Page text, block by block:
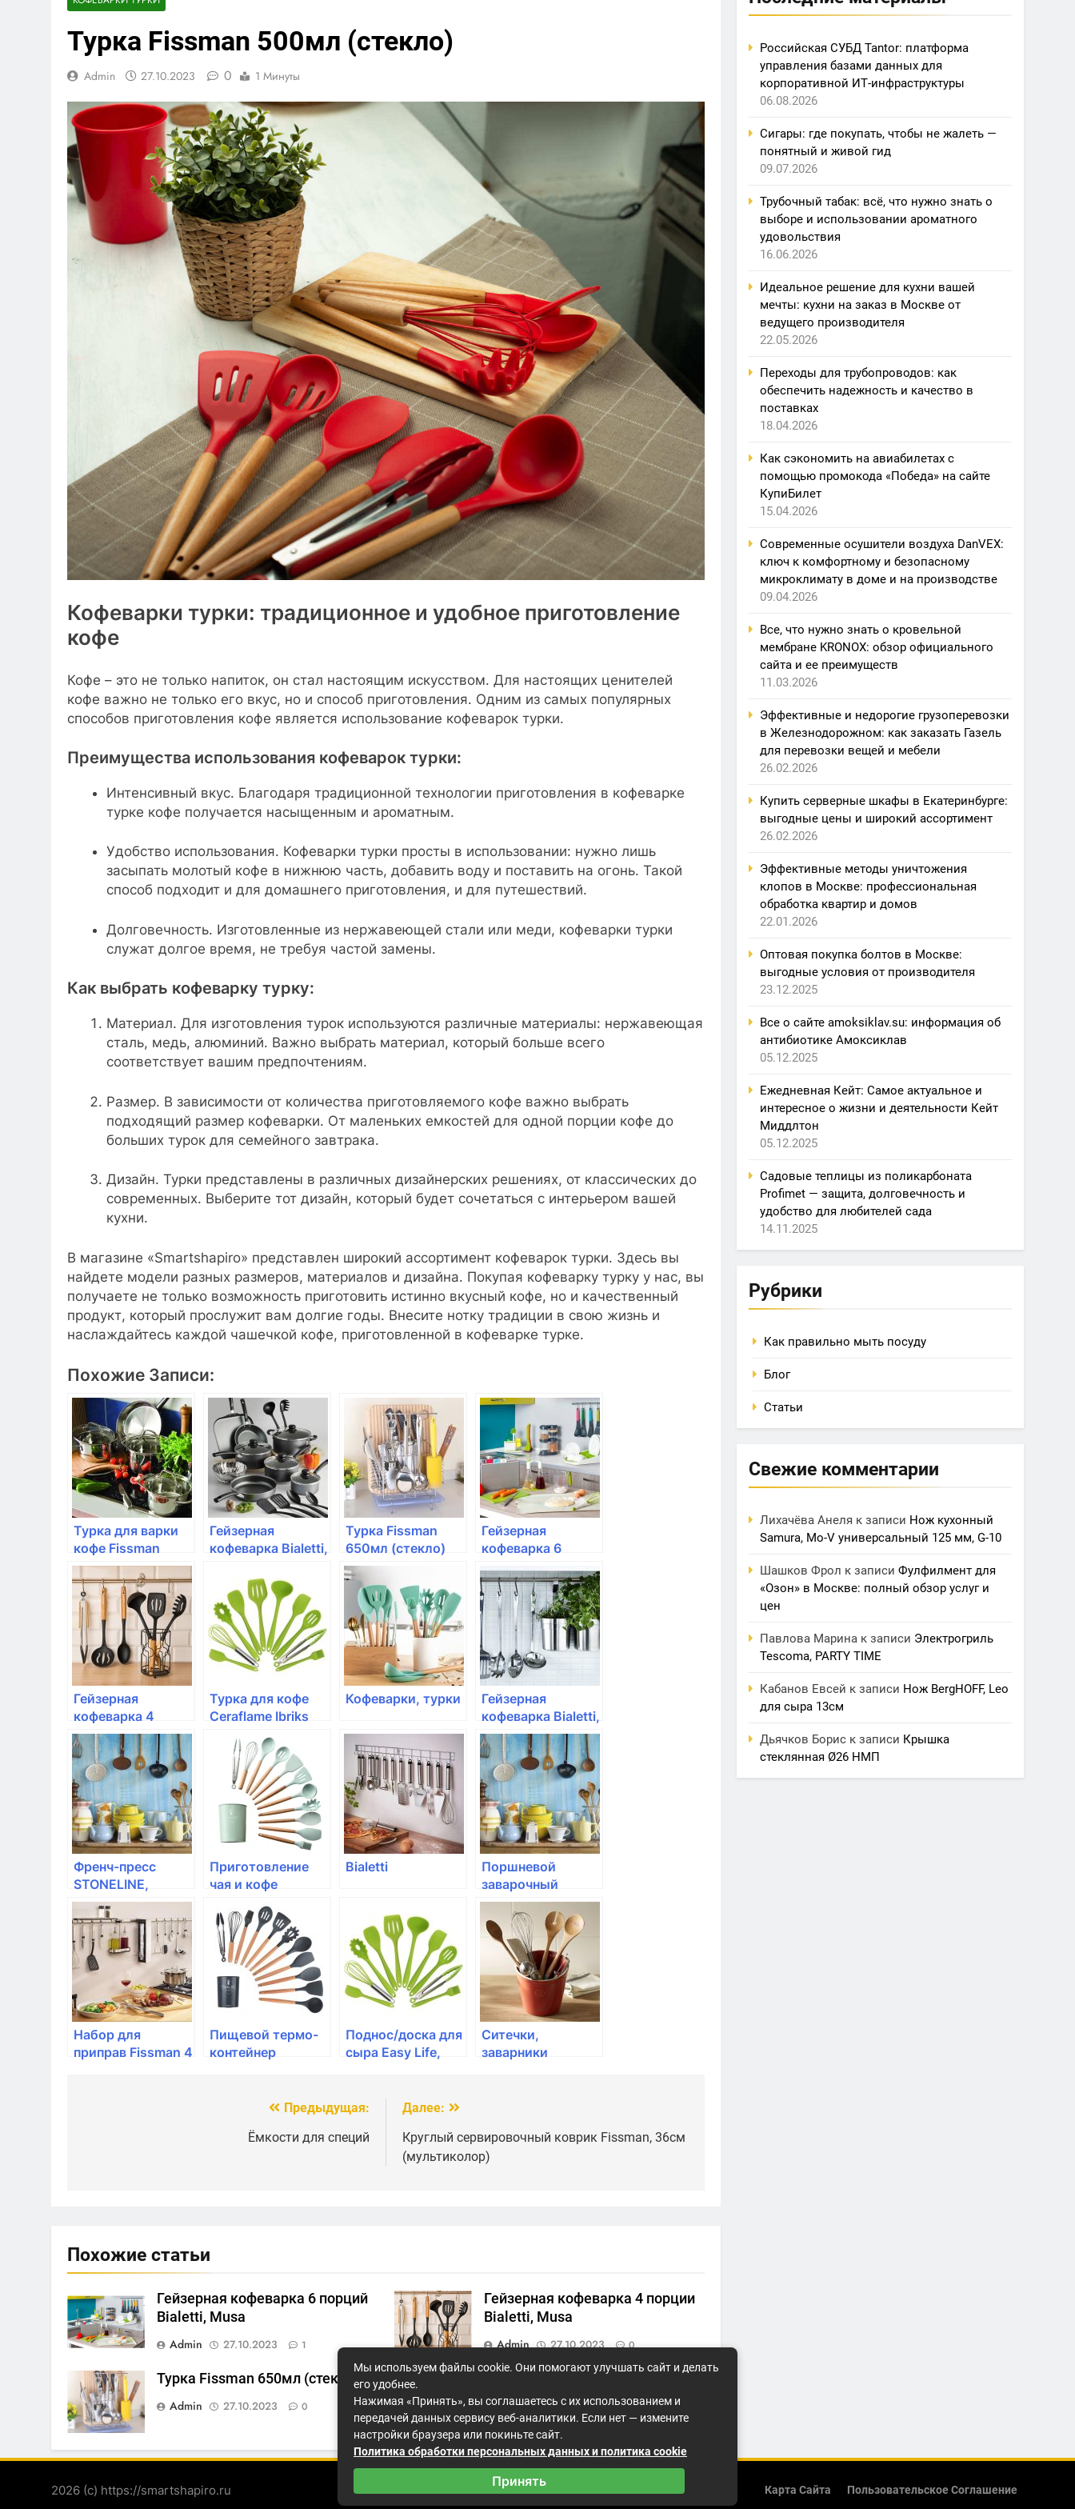
Турка Fissman 500мл (стекло)
Admin 27.10.2023 0 1 Минуты
Кофеварки турки: традиционное и удобное приготовление
кофе
Кофе – это не только напиток, он стал настоящим искусством. Для настоящих ценителей
кофе важно не только его вкус, но и способ приготовления. Одним из самых популярных
способов приготовления кофе является использование кофеварок турки.
Преимущества использования кофеварок турки:
Интенсивный вкус. Благодаря традиционной технологии приготовления в кофеварке
турке кофе получается насыщенным и ароматным.
Удобство использования. Кофеварки турки просты в использовании: нужно лишь
засыпать молотый кофе в нижнюю часть, добавить воду и поставить на огонь. Такой
способ подходит и для домашнего приготовления, и для путешествий.
Долговечность. Изготовленные из нержавеющей стали или меди, кофеварки турки
служат долгое время, не требуя частой замены.
Как выбрать кофеварку турку:
Материал. Для изготовления турок используются различные материалы: нержавеющая
сталь, медь, алюминий. Важно выбрать материал, который больше всего
соответствует вашим предпочтениям.
Размер. В зависимости от количества приготовляемого кофе важно выбрать
подходящий размер кофеварки. От маленьких емкостей для одной порции кофе до
больших турок для семейного завтрака.
Дизайн. Турки представлены в различных дизайнерских решениях, от классических до
современных. Выберите тот дизайн, который будет сочетаться с интерьером вашей
кухни.
В магазине «Smartshapiro» представлен широкий ассортимент кофеварок турки. Здесь вы
найдете модели разных размеров, материалов и дизайна. Покупая кофеварку турку у нас, вы
получаете не только возможность приготовить истинно вкусный кофе, но и качественный
продукт, который прослужит вам долгие годы. Внесите нотку традиции в свою жизнь и
наслаждайтесь каждой чашечкой кофе, приготовленной в кофеварке турке.
Похожие Записи:
Турка для варки
кофе Fissman
550мл (сталь
ручка)
Гейзерная
кофеварка Bialetti,
порции
Турка Fissman
650мл (стекло)
Гейзерная
кофеварка 6
порций Bialetti,
Musa
Гейзерная
кофеварка 4
порции Bialetti,
Musa
Турка для кофе
Ceraflame Ibriks
New, 0.5 л
шоколад
Кофеварки, турки
Гейзерная
кофеварка Bialetti,
Moka Express, 6
порций
Френч-пресс
STONELINE,
750мл, зеленый
Приготовление
чая и кофе
Bialetti
Поршневой
заварочный
чайник Fissman,
MACCHIATO
600мл
Набор для
приправ Fissman 4
Пищевой термо-
контейнер
Поднос/доска для
сыра Easy Life,
стекло
Ситечки,
заварники
Предыдущая:
Ёмкости для специй
Далее:
Круглый сервировочный коврик Fissman, 36см
(мультиколор)
Похожие статьи
Гейзерная кофеварка 6 порций
Bialetti, Musa
Admin
27.10.2023 1
Гейзерная кофеварка 4 порции
Bialetti, Musa
Admin
27.10.2023 0
Турка Fissman 650мл (стекло)
Admin
27.10.2023 0
Гейзерная кофеварка Bialetti,
Moka Express, 6 порций
Admin
27.10.2023
Российская СУБД Tantor: платформа
управления базами данных для
корпоративной ИТ-инфраструктуры
06.08.2026
Сигары: где покупать, чтобы не жалеть —
понятный и живой гид
09.07.2026
Трубочный табак: всё, что нужно знать о
выборе и использовании ароматного
удовольствия
16.06.2026
Идеальное решение для кухни вашей
мечты: кухни на заказ в Москве от
ведущего производителя
22.05.2026
Переходы для трубопроводов: как
обеспечить надежность и качество в
поставках
18.04.2026
Как сэкономить на авиабилетах с
помощью промокода «Победа» на сайте
КупиБилет
15.04.2026
Современные осушители воздуха DanVEX:
ключ к комфортному и безопасному
микроклимату в доме и на производстве
09.04.2026
Все, что нужно знать о кровельной
мембране KRONOX: обзор официального
сайта и ее преимуществ
11.03.2026
Эффективные и недорогие грузоперевозки
в Железнодорожном: как заказать Газель
для перевозки вещей и мебели
26.02.2026
Купить серверные шкафы в Екатеринбурге:
выгодные цены и широкий ассортимент
26.02.2026
Эффективные методы уничтожения
клопов в Москве: профессиональная
обработка квартир и домов
22.01.2026
Оптовая покупка болтов в Москве:
выгодные условия от производителя
23.12.2025
Все о сайте amoksiklav.su: информация об
антибиотике Амоксиклав
05.12.2025
Ежедневная Кейт: Самое актуальное и
интересное о жизни и деятельности Кейт
Миддлтон
05.12.2025
Садовые теплицы из поликарбоната
Profimet — защита, долговечность и
удобство для любителей сада
14.11.2025
Рубрики
Как правильно мыть посуду
Блог
Статьи
Свежие комментарии
Лихачёва Анеля к записи Нож кухонный
Samura, Mo-V универсальный 125 мм, G-10
Шашков Фрол к записиФулфилмент для
«Озон» в Москве: полный обзор услуг и
цен
Павлова Марина к записи Электрогриль
Tescoma, PARTY TIME
Кабанов Евсей к записи Нож BergHOFF, Leo
для сыра 13см
Дьячков Борис к записи Крышка
стеклянная Ø26 НМП
2026 (с) https://smartshapiro.ru Карта Сайта Пользовательское Соглашение
Мы используем файлы cookie. Они помогают улучшать сайт и делать
его удобнее.
Нажимая «Принять», вы соглашаетесь с их использованием и
передачей данных сервису веб-аналитики. Если нет — измените
настройки браузера или покиньте сайт.
Политика обработки персональных данных и политика cookie
Принять